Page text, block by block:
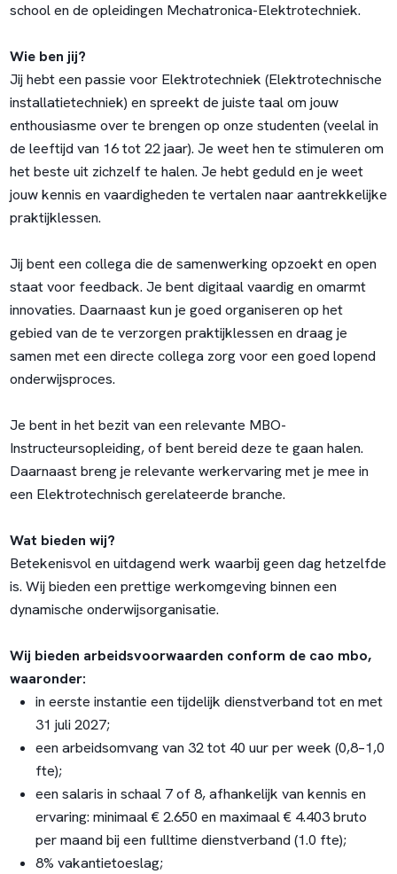
school en de opleidingen Mechatronica-Elektrotechniek.
Wie ben jij?
Jij hebt een passie voor Elektrotechniek (Elektrotechnische
installatietechniek) en spreekt de juiste taal om jouw
enthousiasme over te brengen op onze studenten (veelal in
de leeftijd van 16 tot 22 jaar). Je weet hen te stimuleren om
het beste uit zichzelf te halen. Je hebt geduld en je weet
jouw kennis en vaardigheden te vertalen naar aantrekkelijke
praktijklessen.
Jij bent een collega die de samenwerking opzoekt en open
staat voor feedback. Je bent digitaal vaardig en omarmt
innovaties. Daarnaast kun je goed organiseren op het
gebied van de te verzorgen praktijklessen en draag je
samen met een directe collega zorg voor een goed lopend
onderwijsproces.
Je bent in het bezit van een relevante MBO-
Instructeursopleiding, of bent bereid deze te gaan halen.
Daarnaast breng je relevante werkervaring met je mee in
een Elektrotechnisch gerelateerde branche.
Wat bieden wij?
Betekenisvol en uitdagend werk waarbij geen dag hetzelfde
is. Wij bieden een prettige werkomgeving binnen een
dynamische onderwijsorganisatie.
Wij bieden arbeidsvoorwaarden conform de cao mbo,
waaronder:
in eerste instantie een tijdelijk dienstverband tot en met
31 juli 2027;
een arbeidsomvang van 32 tot 40 uur per week (0,8–1,0
fte);
een salaris in schaal 7 of 8, afhankelijk van kennis en
ervaring: minimaal € 2.650 en maximaal € 4.403 bruto
per maand bij een fulltime dienstverband (1.0 fte);
8% vakantietoeslag;